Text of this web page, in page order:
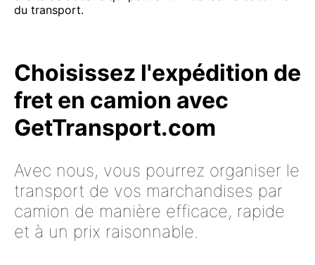
du transport.
Choisissez l'expédition de
fret en camion avec
GetTransport.com
Avec nous, vous pourrez organiser le
transport de vos marchandises par
camion de manière efficace, rapide
et à un prix raisonnable.